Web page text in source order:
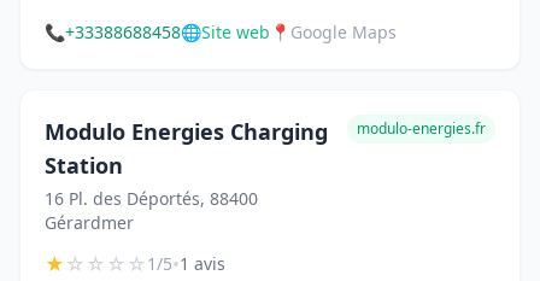
📞+33388688458🌐Site web 📍 Google Maps
Modulo Energies Charging
Station
16 Pl. des Déportés, 88400
Gérardmer
modulo-energies.fr
★☆☆☆☆1/5•1 avis